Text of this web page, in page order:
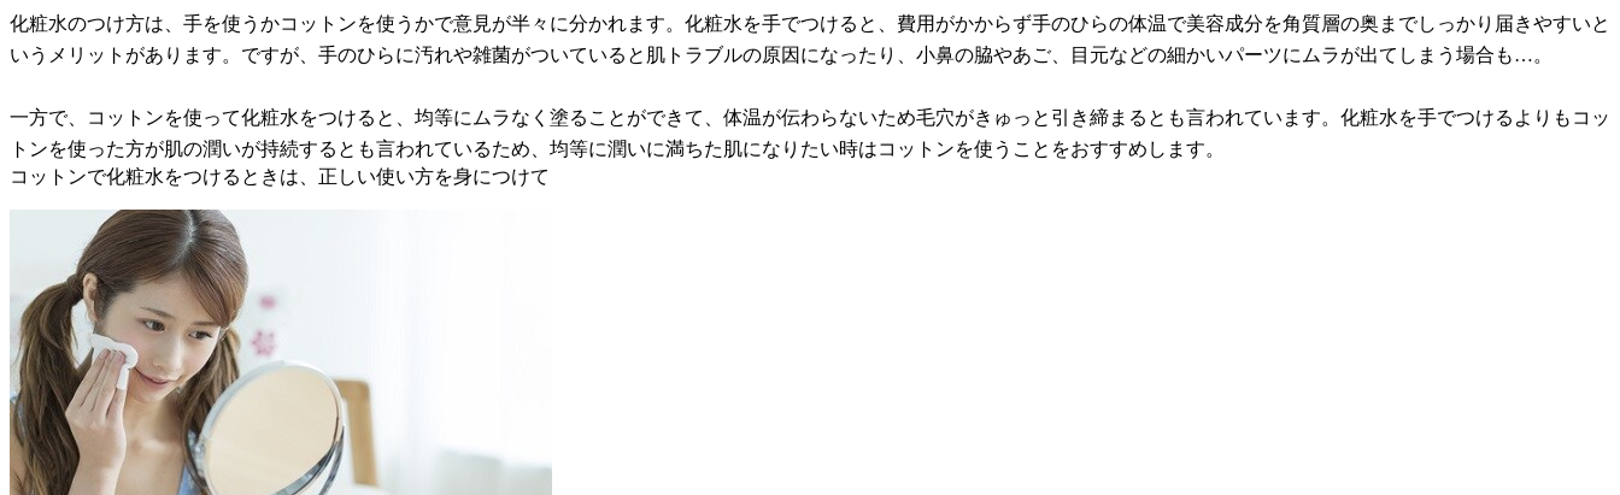
化粧水のつけ方は、手を使うかコットンを使うかで意見が半々に分かれます。化粧水を手でつけると、費用がかからず手のひらの体温で美容成分を角質層の奥までしっかり届きやすいと
いうメリットがあります。ですが、手のひらに汚れや雑菌がついていると肌トラブルの原因になったり、小鼻の脇やあご、目元などの細かいパーツにムラが出てしまう場合も…。
一方で、コットンを使って化粧水をつけると、均等にムラなく塗ることができて、体温が伝わらないため毛穴がきゅっと引き締まるとも言われています。化粧水を手でつけるよりもコッ
トンを使った方が肌の潤いが持続するとも言われているため、均等に潤いに満ちた肌になりたい時はコットンを使うことをおすすめします。
コットンで化粧水をつけるときは、正しい使い方を身につけて